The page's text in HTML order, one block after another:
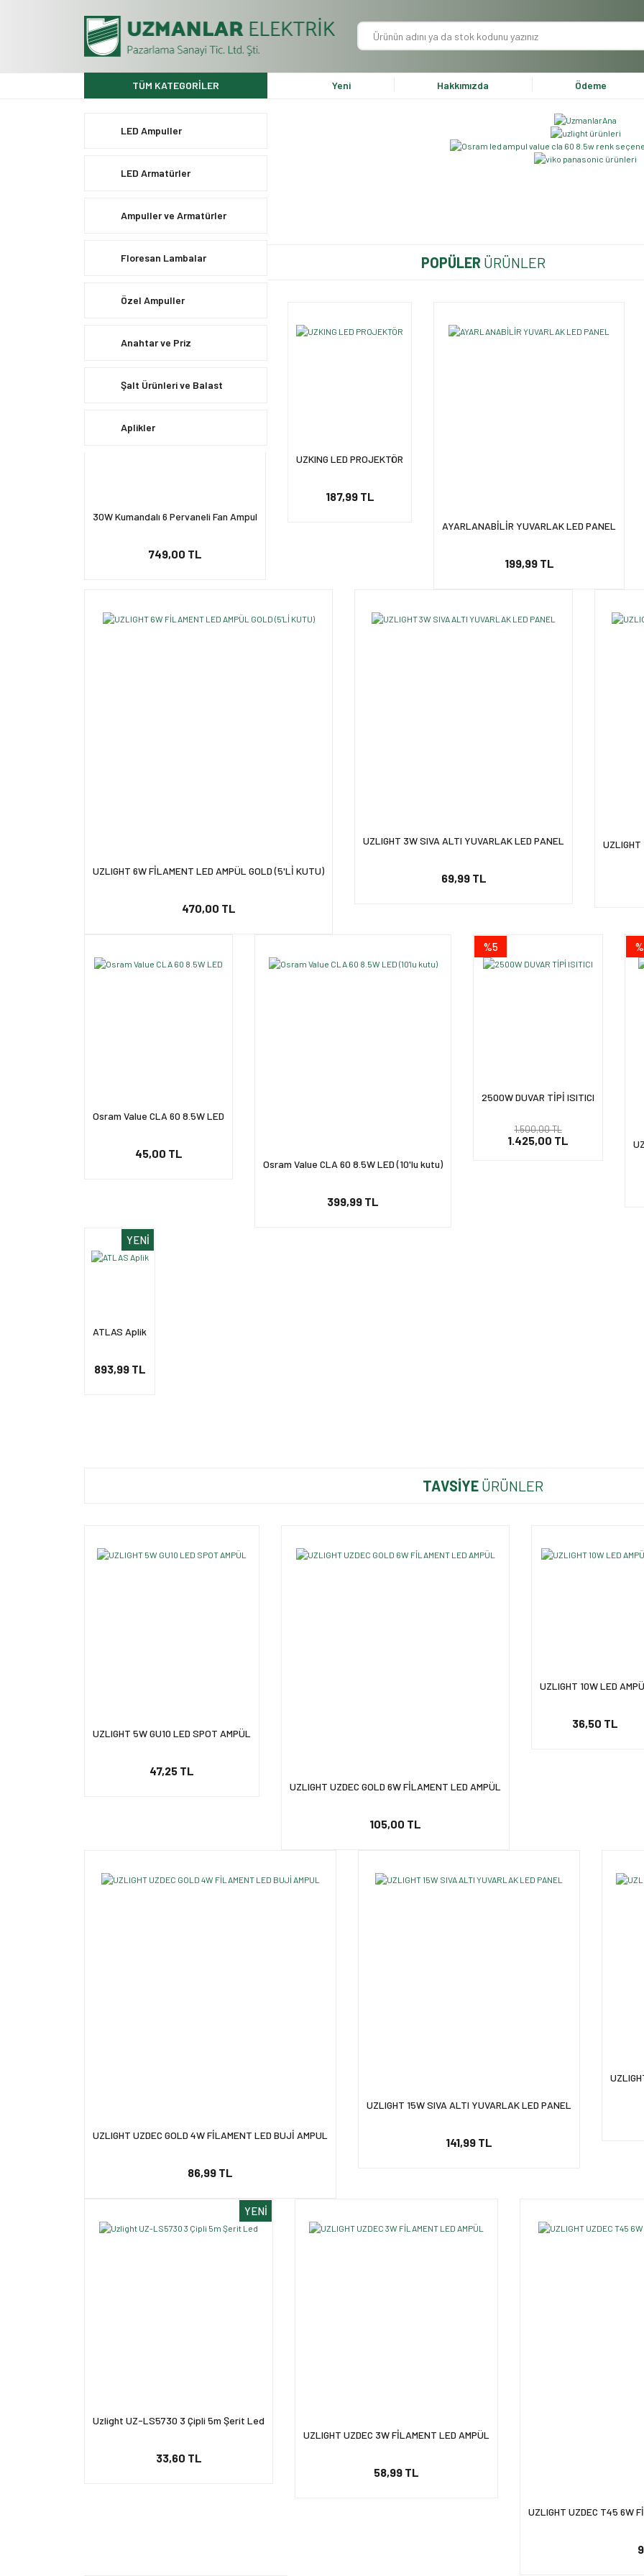
TÜM KATEGORİLER
LED Ampuller
LED Armatürler
Ampuller ve Armatürler
Floresan Lambalar
Özel Ampuller
Anahtar ve Priz
Şalt Ürünleri ve Balast
Aplikler
Yeni Hakkımızda Ödeme
POPÜLER ÜRÜNLER
30W Kumandalı 6 Pervaneli Fan Ampul
749,00 TL
UZKING LED PROJEKTÖR
187,99 TL
AYARLANABİLİR YUVARLAK LED PANEL
199,99 TL
UZLIGHT 6W FİLAMENT LED AMPÜL GOLD (5'Lİ KUTU)
470,00 TL
UZLIGHT 3W SIVA ALTI YUVARLAK LED PANEL
69,99 TL
UZLIGHT
Osram Value CLA 60 8.5W LED
45,00 TL
Osram Value CLA 60 8.5W LED (10'lu kutu)
399,99 TL
%5
2500W DUVAR TİPİ ISITICI
1.500,00 TL
1.425,00 TL
YENİ
ATLAS Aplik
893,99 TL
TAVSİYE ÜRÜNLER
UZLIGHT 5W GU10 LED SPOT AMPÜL
47,25 TL
UZLIGHT UZDEC GOLD 6W FİLAMENT LED AMPÜL
105,00 TL
UZLIGHT 10W LED
36,50 TL
UZLIGHT UZDEC GOLD 4W FİLAMENT LED BUJİ AMPUL
86,99 TL
UZLIGHT 15W SIVA ALTI YUVARLAK LED PANEL
141,99 TL
YENİ
Uzlight UZ-LS5730 3 Çipli 5m Şerit Led
33,60 TL
UZLIGHT UZDEC 3W FİLAMENT LED AMPÜL
58,99 TL
UZLIGHT UZDEC T45 6W